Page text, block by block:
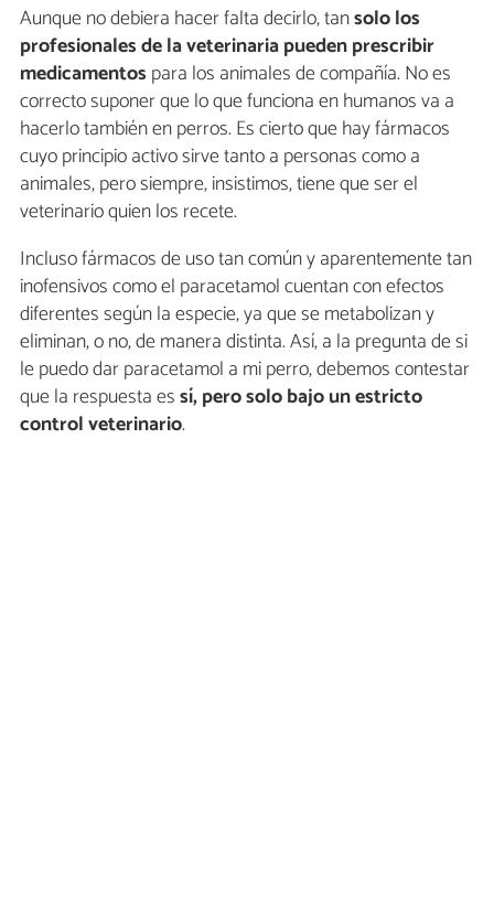
Aunque no debiera hacer falta decirlo, tansolo los
profesionales de la veterinaria pueden prescribir
medicamentos para los animales de compañía. No es
correcto suponer que lo que funciona en humanos va a
hacerlo también en perros. Es cierto que hay fármacos
cuyo principio activo sirve tanto a personas como a
animales, pero siempre, insistimos, tiene que ser el
veterinario quien los recete.
Incluso fármacos de uso tan común y aparentemente tan
inofensivos como el paracetamol cuentan con efectos
diferentes según la especie, ya que se metabolizan y
eliminan, o no, de manera distinta. Así, a la pregunta de si
le puedo dar paracetamol a mi perro, debemos contestar
que la respuesta essí, pero solo bajo un estricto
control veterinario.